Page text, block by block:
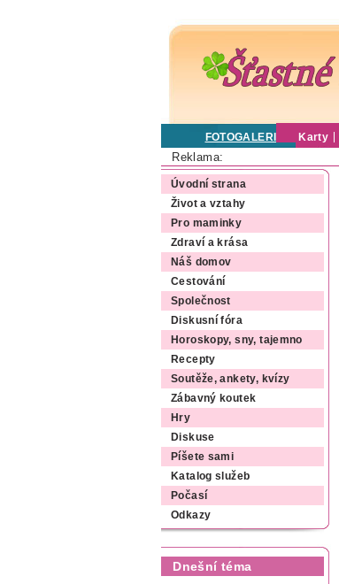
FOTOGALERIE Karty
Reklama:
Úvodní strana
Život a vztahy
Pro maminky
Zdraví a krása
Náš domov
Cestování
Společnost
Diskusní fóra
Horoskopy, sny, tajemno
Recepty
Soutěže, ankety, kvízy
Zábavný koutek
Hry
Diskuse
Píšete sami
Katalog služeb
Počasí
Odkazy
Dnešní téma